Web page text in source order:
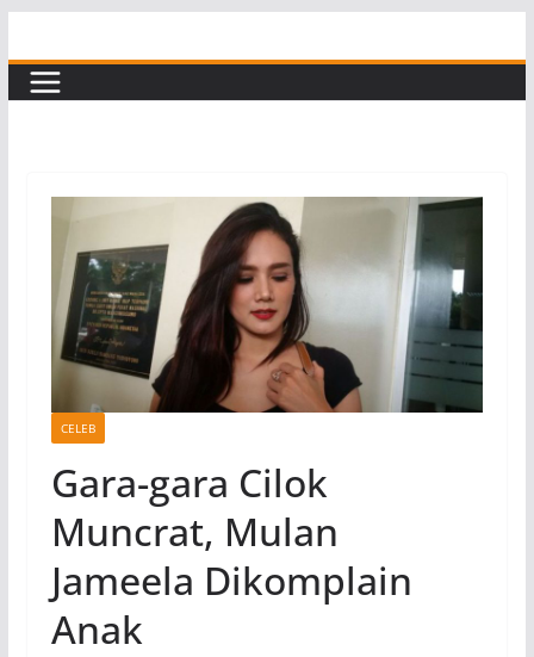
to
content
CELEB
Gara-gara Cilok
Muncrat, Mulan
Jameela Dikomplain
Anak